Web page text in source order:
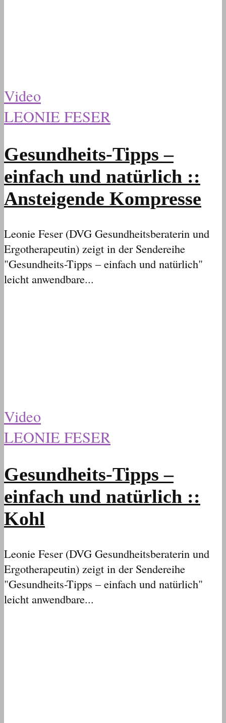
Video
LEONIE FESER
Gesundheits-Tipps –
einfach und natürlich ::
Ansteigende Kompresse
Leonie Feser (DVG Gesundheitsberaterin und
Ergotherapeutin) zeigt in der Sendereihe
"Gesundheits-Tipps – einfach und natürlich"
leicht anwendbare...
Video
LEONIE FESER
Gesundheits-Tipps –
einfach und natürlich ::
Kohl
Leonie Feser (DVG Gesundheitsberaterin und
Ergotherapeutin) zeigt in der Sendereihe
"Gesundheits-Tipps – einfach und natürlich"
leicht anwendbare...